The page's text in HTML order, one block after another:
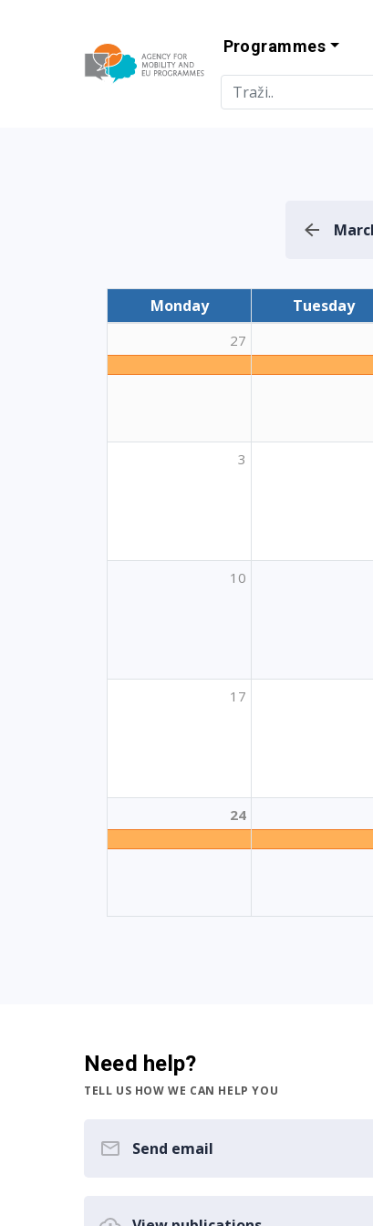
Agency for
Programmes
Monday Tuesday
27
3
10
17
24
Need help?
TELL US HOW WE CAN HELP YOU
Send email